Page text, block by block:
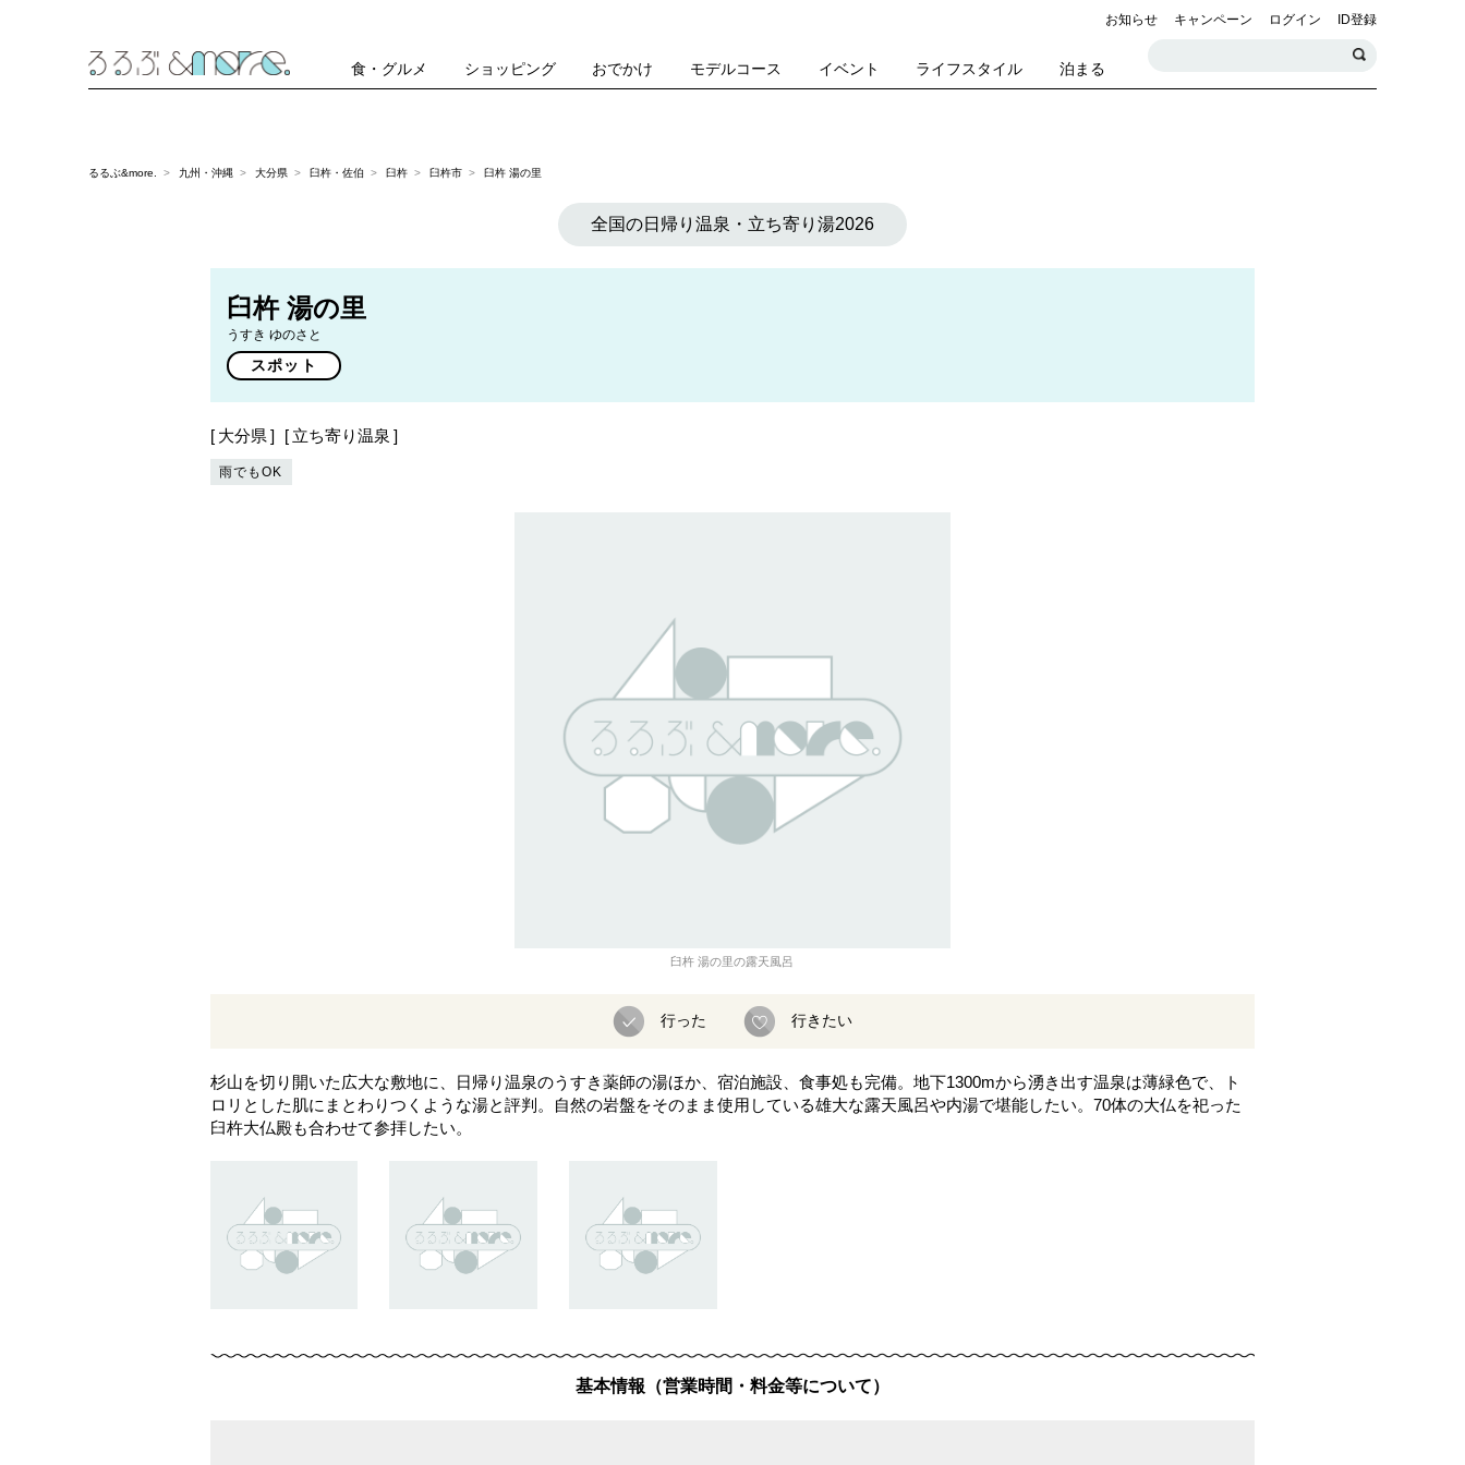
お知らせ キャンペーン ログイン ID登録
食・グルメ ショッピング おでかけ モデルコース イベント ライフスタイル 泊まる
るるぶ&more. 九州・沖縄 大分県 臼杵・佐伯 臼杵 臼杵市 臼杵 湯の里
全国の日帰り温泉・立ち寄り湯2026
臼杵 湯の里
うすき ゆのさと
スポット
大分県 立ち寄り温泉
雨でもOK
臼杵 湯の里の露天風呂
行った 行きたい
杉山を切り開いた広大な敷地に、日帰り温泉のうすき薬師の湯ほか、宿泊施設、食事処も完備。地下1300mから湧き出す温泉は薄緑色で、ト
ロリとした肌にまとわりつくような湯と評判。自然の岩盤をそのまま使用している雄大な露天風呂や内湯で堪能したい。70体の大仏を祀った
臼杵大仏殿も合わせて参拝したい。
基本情報（営業時間・料金等について）